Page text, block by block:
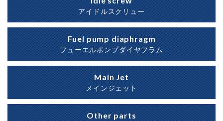
アイドルスクリュー
Fuel pump diaphragm
フューエルポンプダイヤフラム
Main Jet
メインジェット
Other parts